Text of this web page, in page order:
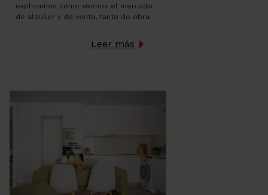
explicamos cómo vivimos el mercado
de alquiler y de venta, tanto de obra
un año que fue complicado y muy
diferente a lo que nunca antes
Leer más